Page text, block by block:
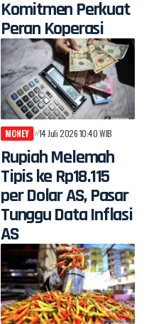
Komitmen Perkuat
Peran Koperasi
MONEY 14 Juli 2026 10:40 WIB
Rupiah Melemah
Tipis ke Rp18.115
per Dolar AS, Pasar
Tunggu Data Inflasi
AS